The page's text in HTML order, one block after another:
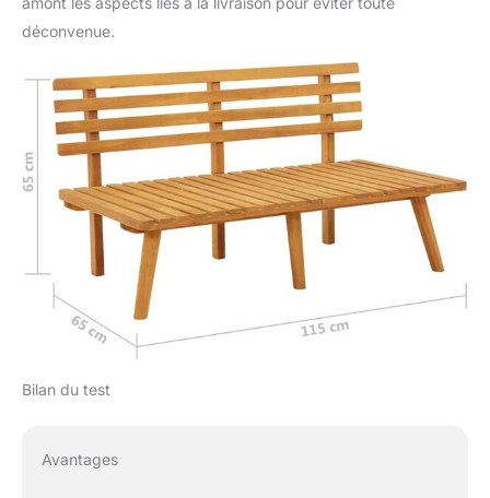
déconvenue.
Bilan du test
Avantages